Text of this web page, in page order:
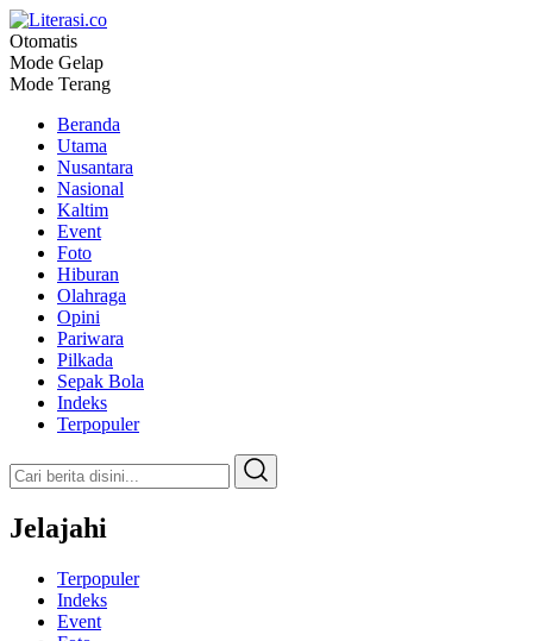
Literasi.co
Pilar Informasi
Otomatis
Mode Gelap
Mode Terang
Beranda
Utama
Nusantara
Nasional
Kaltim
Event
Foto
Hiburan
Olahraga
Opini
Pariwara
Pilkada
Sepak Bola
Indeks
Terpopuler
Jelajahi
Terpopuler
Indeks
Event